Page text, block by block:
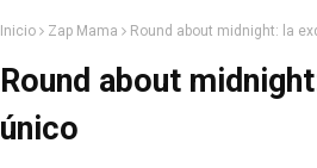
Inicio Zap Mama Round about midnight: la
Round about
único